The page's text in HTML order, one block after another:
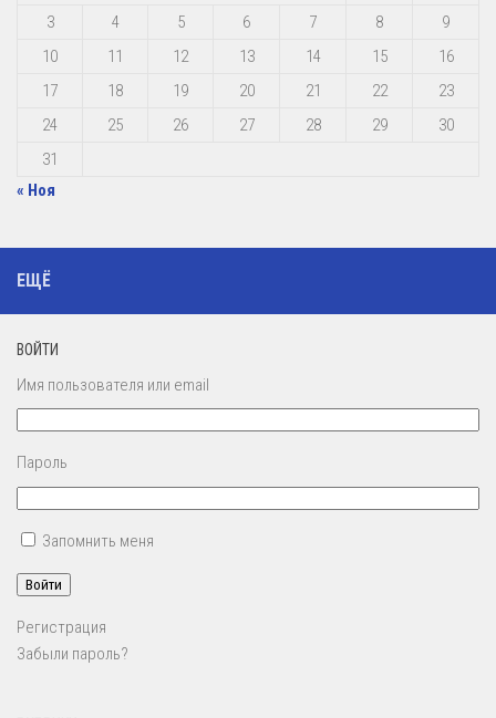
3
4 5 6 7 8
9
10
11 12 13 14 15
16
17
18 19 20 21 22
23
24
25 26 27 28 29
30
31
« Ноя
ЕЩЁ
ВОЙТИ
Имя пользователя или email
Пароль
Запомнить меня
Войти
Регистрация
Забыли пароль?